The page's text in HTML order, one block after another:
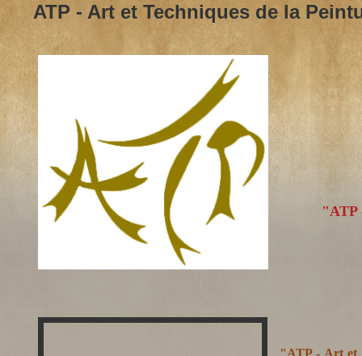
ATP - Art et Techniques de la
"ATP
"ATP - Art et